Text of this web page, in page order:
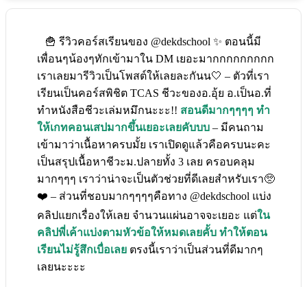
🍟 รีวิวคอร์สเรียนของ @dekdschool ✨ ตอนนี้มี
เพื่อนๆน้องๆทักเข้ามาใน DM เยอะมากกกกกกกกก
เราเลยมารีวิวเป็นโพสต์ให้เลยละกันน🤍 – ตัวที่เรา
เรียนเป็นคอร์สพิชิต TCAS ชีวะของอ.อุ้ย อ.เป็นอ.ที่
ทำหนังสือชีวะเล่มหมึกนะะะ!! สอนดีมากๆๆๆๆ ทำ
ให้เกทคอนเสปมากขึ้นเยอะเลยคับบบ – มีคนถาม
เข้ามาว่าเนื้อหาครบมั้ย เราเปิดดูแล้วคือครบนะคะ
เป็นสรุปเนื้อหาชีวะม.ปลายทั้ง 3 เลย ครอบคลุม
มากๆๆๆ เราว่าน่าจะเป็นตัวช่วยที่ดีเลยสำหรับเรา🥺
❤️ – ส่วนที่ชอบมากๆๆๆๆคือทาง @dekdschool แบ่ง
คลิปแยกเรื่องให้เลย จำนวนแผ่นอาจจะเยอะ แต่ใน
คลิปพี่เค้าแบ่งตามหัวข้อให้หมดเลยคั้บ ทำให้ตอน
เรียนไม่รู้สึกเบื่อเลย ตรงนี้เราว่าเป็นส่วนที่ดีมากๆ
เลยนะะะะ